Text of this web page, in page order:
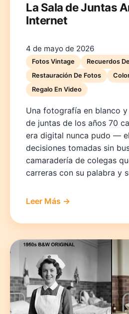
La Sala de Juntas
Internet
4 de mayo de 2026
Fotos Vintage
Recuerdos
Restauración De Fotos
Regalo En Video
Una fotografía en blanco
de juntas de los años 70
era digital nunca pudo —
decisiones tomadas sin
camaradería de colegas
carreras con su palabra y
Leer Más →